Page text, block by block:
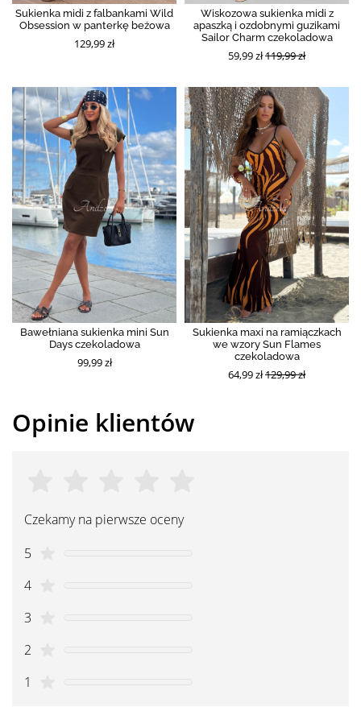
Sukienka midi z falbankami Wild
Obsession w panterkę beżowa
129,99 zł
Wiskozowa sukienka midi z
apaszką i ozdobnymi guzikami
Sailor Charm czekoladowa
59,99 zł119,99 zł
Bawełniana sukienka mini Sun
Days czekoladowa
99,99 zł
Sukienka maxi na ramiączkach
we wzory Sun Flames
czekoladowa
64,99 zł129,99 zł
Opinie klientów
Czekamy na pierwsze oceny
5
4
3
2
1